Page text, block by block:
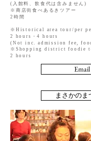
(入館料、飲食代は含みません)
※商店街食べあるきツアー
2時間
※Historical area tour/per
2 hours・4 hours
(Not inc. admission fee,
※Shopping district foodie
2 hours
Email
まさかのま